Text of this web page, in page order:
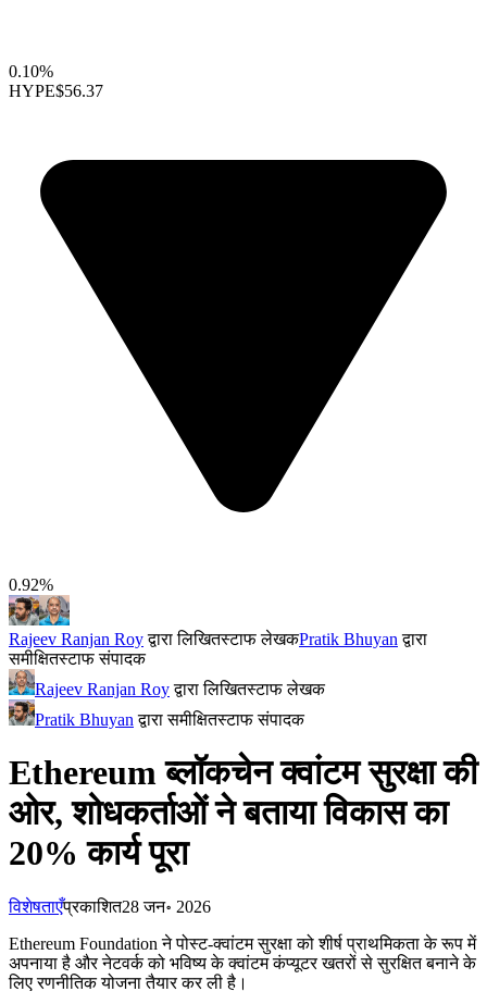
0.10%
HYPE$56.37
0.92%
Rajeev Ranjan Royद्वारा लिखितस्टाफ लेखकPratik Bhuyan द्वारा
समीक्षितस्टाफ संपादक
Rajeev Ranjan Royद्वारा लिखितस्टाफ लेखक
Pratik Bhuyan द्वारा समीक्षितस्टाफ संपादक
Ethereum ब्लॉकचेन क्वांटम सुरक्षा की
ओर, शोधकर्ताओं ने बताया विकास का
20% कार्य पूरा
विशेषताएँप्रकाशित28 जन॰ 2026
Ethereum Foundation ने पोस्ट-क्वांटम सुरक्षा को शीर्ष प्राथमिकता के रूप में
अपनाया है और नेटवर्क को भविष्य के क्वांटम कंप्यूटर खतरों से सुरक्षित बनाने के
लिए रणनीतिक योजना तैयार कर ली है।